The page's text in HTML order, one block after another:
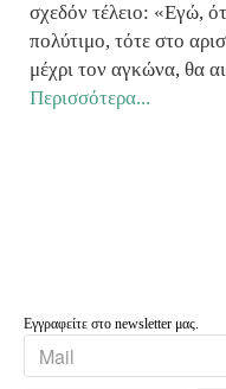
σχεδόν τέλειο: «Εγώ,
πολύτιμο, τότε στο
μέχρι τον αγκώνα, θα
Περισσότερα...
Εγγραφείτε στο newsletter μας.